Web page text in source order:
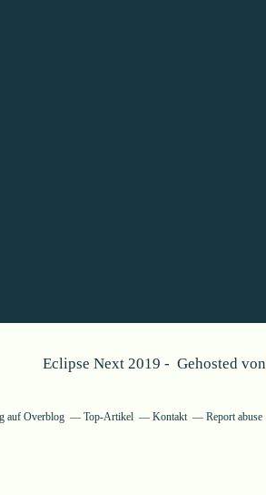
Eclipse Next 2019 - Gehosted von
auf Overblog Top-Artikel Kontakt Report abuse